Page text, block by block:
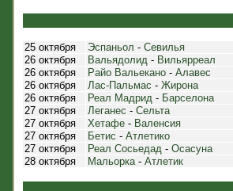
25 октября Эспаньол - Севилья
26 октября
Вальядолид - Вильярреал
26 октября
Райо Вальекано - Алавес
26 октября
Лас-Пальмас - Жирона
26 октября
Реал Мадрид - Барселона
27 октября
Леганес - Сельта
27 октября
Хетафе - Валенсия
27 октября
Бетис - Атлетико
27 октября
Реал Сосьедад - Осасуна
28 октября
Мальорка- Атлетик